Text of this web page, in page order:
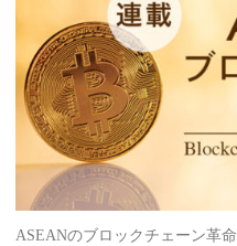
ASEANのブロックチェーン革命